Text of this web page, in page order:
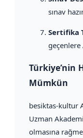
sınav
Sertifika
geçenlere
Türkiye’nin
Mümkün
besiktas-kultur
Uzman
olmasına